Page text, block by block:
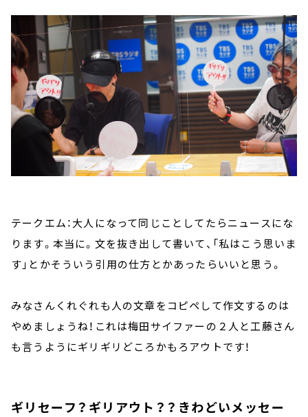
テークエム：大人になって同じことしてたらニュースにな
ります。本当に。文を抜き出して書いて、「私はこう思いま
す」とかそういう引用の仕方とかあったらいいと思う。
みなさんくれぐれも人の文章をコピペして作文するのは
やめましょうね！これは梅田サイファーの２人と工藤さん
も言うようにギリギリどころかもろアウトです！
ギリセーフ？ギリアウト？？きわどいメッセー